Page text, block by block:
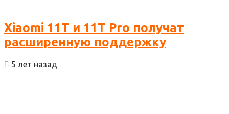
Xiaomi 11T и 11T Pro получат
расширенную поддержку
5 лет назад